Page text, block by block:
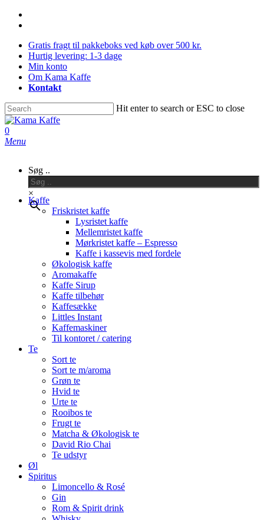
Skip
contentGratis fragt til pakkeboks ved køb over 500 kr.
Hurtig levering: 1-3 dage
Min konto
Om Kama Kaffe
Kontakt
Hit enter to search or ESC to close
Close
Search
0
Menu
Søg ..
×
Kaffe
Friskristet kaffe
Lysristet kaffe
Mellemristet kaffe
Mørkristet kaffe – Espresso
Kaffe i kassevis med fordele
Økologisk kaffe
Aromakaffe
Kaffe Sirup
Kaffe tilbehør
Kaffesække
Littles Instant
Kaffemaskiner
Til kontoret / catering
Te
Sort te
Sort te m/aroma
Grøn te
Hvid te
Urte te
Rooibos te
Frugt te
Matcha & Økologisk te
David Rio Chai
Te udstyr
Øl
Spiritus
Limoncello & Rosé
Gin
Rom & Spirit drink